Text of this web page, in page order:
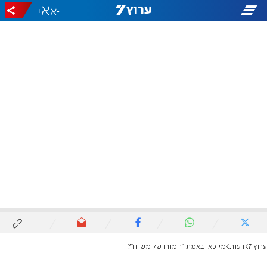
-
+
ערוץ 7 דעות מי כאן באמת "חמורו של משיח"?